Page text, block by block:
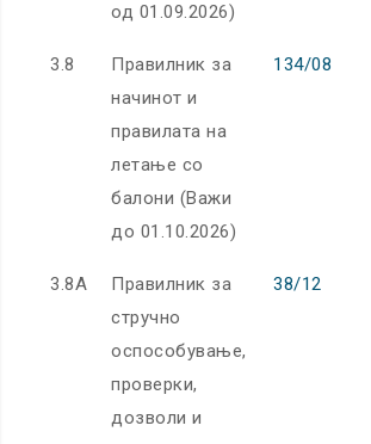
од 01.09.2026)
3.8
Правилник за
начинот и
правилата на
летање со
балони (Важи
до 01.10.2026)
134/08
3.8А
Правилник за
стручно
оспособување,
проверки,
дозволи и
38/12